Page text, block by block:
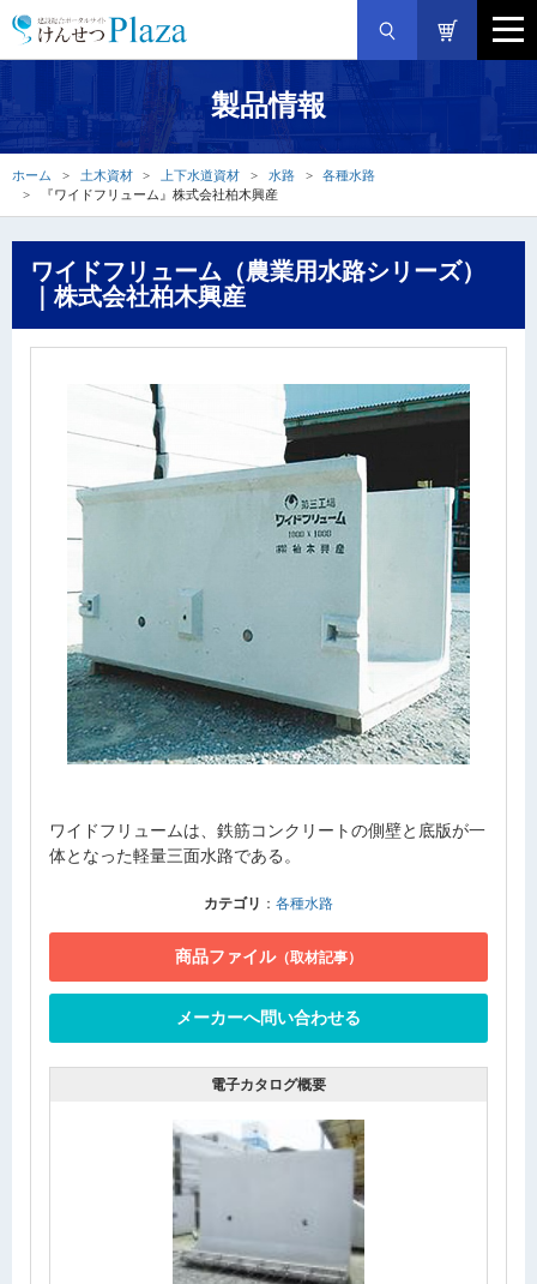
製品情報
ホーム 土木資材 上下水道資材 水路
各種水路
『ワイドフリューム』株式会社柏木興産
ワイドフリューム（農業用水路シリーズ）
｜株式会社柏木興産
ワイドフリュームは、鉄筋コンクリートの側壁と底版が一
体となった軽量三面水路である。
カテゴリ ： 各種水路
商品ファイル（取材記事）
メーカーへ問い合わせる
電子カタログ概要